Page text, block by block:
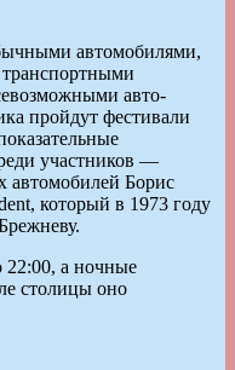
автомобилями,
авто-
пройдут фестивали
участников —
автомобилей Борис
который в 1973 году
22:00, а ночные
столицы оно